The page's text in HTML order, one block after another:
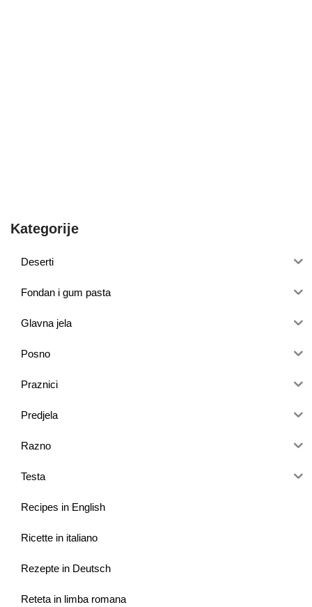
Kategorije
Deserti
Fondan i gum pasta
Glavna jela
Posno
Praznici
Predjela
Razno
Testa
Recipes in English
Ricette in italiano
Rezepte in Deutsch
Reteta in limba romana